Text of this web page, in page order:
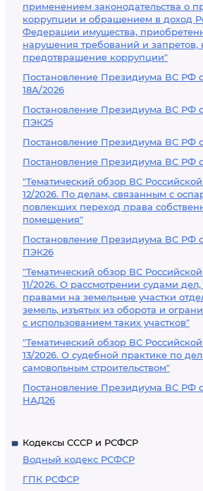
применением законодательства о
коррупции и обращением в доход
Федерации имущества,
нарушения требований и запретов,
предотвращение коррупции"
Постановление Президиума ВС РФ
18А/2026
Постановление Президиума ВС РФ
ПЭК25
Постановление Президиума ВС РФ
Постановление Президиума ВС РФ
"Тематический обзор ВС
12/2026. По делам, связанным с
повлекших переход права
помещения"
Постановление Президиума ВС РФ
ПЭК26
"Тематический обзор ВС
11/2026. О рассмотрении судами
правами на земельные участки
земель, изъятых из оборота и
с использованием таких участков"
"Тематический обзор ВС
13/2026. О судебной практике по
самовольным строительством"
Постановление Президиума ВС РФ
НАД26
Кодексы СССР и РСФСР
Водный кодекс РСФСР
ГПК РСФСР